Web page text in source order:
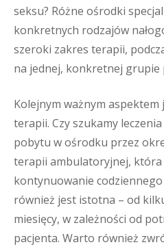
seksu? Różne ośrodki
konkretnych rodzajów
szeroki zakres terapii,
na jednej, konkretnej grupie
Kolejnym ważnym
terapii. Czy szukamy
pobytu w ośrodku przez
terapii ambulatoryjnej, która
kontynuowanie codziennego
również jest istotna – od
miesięcy, w zależności od
pacjenta. Warto również